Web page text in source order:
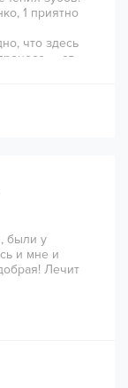
1 приятно
что здесь
— от
всем, кто
были у
и мне и
Лечит